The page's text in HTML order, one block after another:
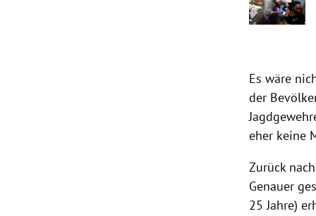
Es wäre
der
eher keine
Zurück
Genauer
25 Jahre)